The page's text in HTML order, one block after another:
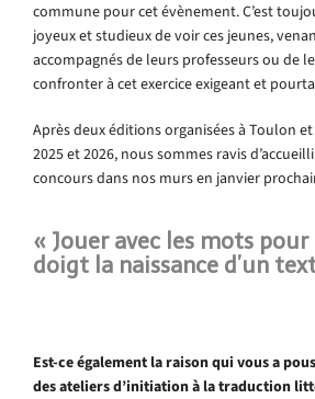
commune pour cet évènement. C’est
joyeux et studieux de voir ces jeunes,
accompagnés de leurs professeurs ou de
confronter à cet exercice exigeant et
Après deux éditions organisées à Toulon et
2025 et 2026, nous sommes ravis
concours dans nos murs en janvier
« Jouer avec les mots
doigt la naissance d’un
Est-ce également la raison qui vous a
des ateliers d’initiation à la traduction